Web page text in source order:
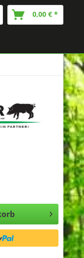
0,00 € *